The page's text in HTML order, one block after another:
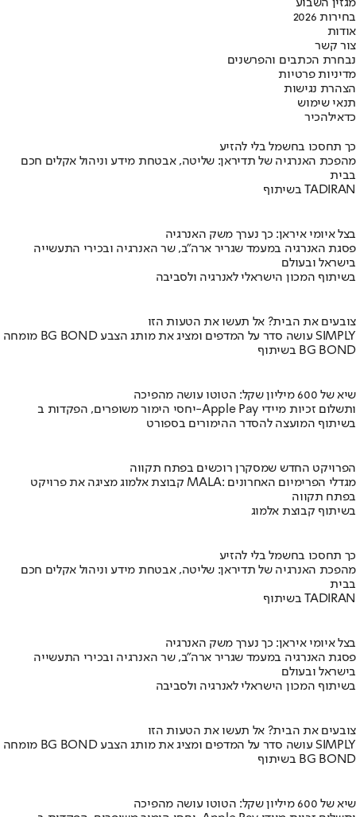
מגזין השבוע
בחירות 2026
אודות
צור קשר
נבחרת הכתבים והפרשנים
מדיניות פרטיות
הצהרת נגישות
תנאי שימוש
כדאילהכיר
כך תחסכו בחשמל בלי להזיע
מהפכת האנרגיה של תדיראן: שליטה, אבטחת מידע וניהול אקלים חכם
בבית
בשיתוף TADIRAN
בצל איומי איראן: כך נערך משק האנרגיה
פסגת האנרגיה במעמד שגריר ארה"ב, שר האנרגיה ובכירי התעשייה
בישראל ובעולם
בשיתוף המכון הישראלי לאנרגיה ולסביבה
צובעים את הבית? אל תעשו את הטעות הזו
מומחה BG BOND עושה סדר על המדפים ומציג את מותג הצבע SIMPLY
בשיתוף BG BOND
שיא של 600 מיליון שקל: הטוטו עושה מהפיכה
יחסי הימור משופרים, הפקדות ב-Apple Pay ותשלום זכיות מיידי
בשיתוף המועצה להסדר ההימורים בספורט
הפרויקט החדש שמסקרן רוכשים בפתח תקווה
קבוצת אלמוג מציגה את פרויקט MALA: מגדלי הפרימיום האחרונים
בפתח תקווה
בשיתוף קבוצת אלמוג
כך תחסכו בחשמל בלי להזיע
מהפכת האנרגיה של תדיראן: שליטה, אבטחת מידע וניהול אקלים חכם
בבית
בשיתוף TADIRAN
בצל איומי איראן: כך נערך משק האנרגיה
פסגת האנרגיה במעמד שגריר ארה"ב, שר האנרגיה ובכירי התעשייה
בישראל ובעולם
בשיתוף המכון הישראלי לאנרגיה ולסביבה
צובעים את הבית? אל תעשו את הטעות הזו
מומחה BG BOND עושה סדר על המדפים ומציג את מותג הצבע SIMPLY
בשיתוף BG BOND
שיא של 600 מיליון שקל: הטוטו עושה מהפיכה